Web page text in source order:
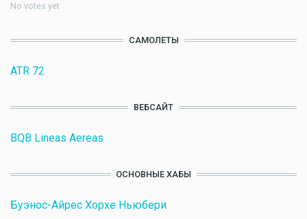
No votes yet
САМОЛЕТЫ
ATR 72
ВЕБСАЙТ
BQB Lineas Aereas
ОСНОВНЫЕ ХАБЫ
Буэнос-Айрес Хорхе Ньюбери